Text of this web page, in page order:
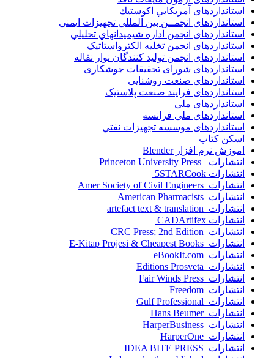
استانداردهای آمريكايي اكوستيك
استانداردهای انجمــن بين المللى تجهيزات ايمنى
استانداردهای انجمن اداره شيميدانهاي تحليلي
استانداردهای انجمن تخليه الکترواستاتيک
استانداردهای انجمن توليد کنندگان نوار نقاله
استانداردهای شورای تحقیقات جوشکاری
استانداردهای صنعت روشنایی
استانداردهای فرايند صنعت پلاستيک
استانداردهای ملی
استانداردهای ملی فرانسه
استانداردهای موسسه تجهيزات نفتي
اسکن کتاب
اموزش نرم افزار Blender
انتشارات Princeton University Press
انتشارات ‎ 5STARCook
انتشارات Amer Society of Civil Engineers
انتشارات American Pharmacists
انتشارات artefact text & translation
انتشارات ‎ CADArtifex
انتشارات CRC Press; 2nd Edition
انتشارات E-Kitap Projesi & Cheapest Books
انتشارات eBookIt.com
انتشارات Editions Prosveta
انتشارات Fair Winds Press
انتشارات Freedom
انتشارات Gulf Professional
انتشارات Hans Beumer
انتشارات HarperBusiness
انتشارات HarperOne
انتشارات IDEA BITE PRESS